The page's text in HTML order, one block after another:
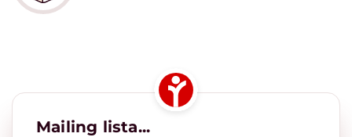
Mailing lista...